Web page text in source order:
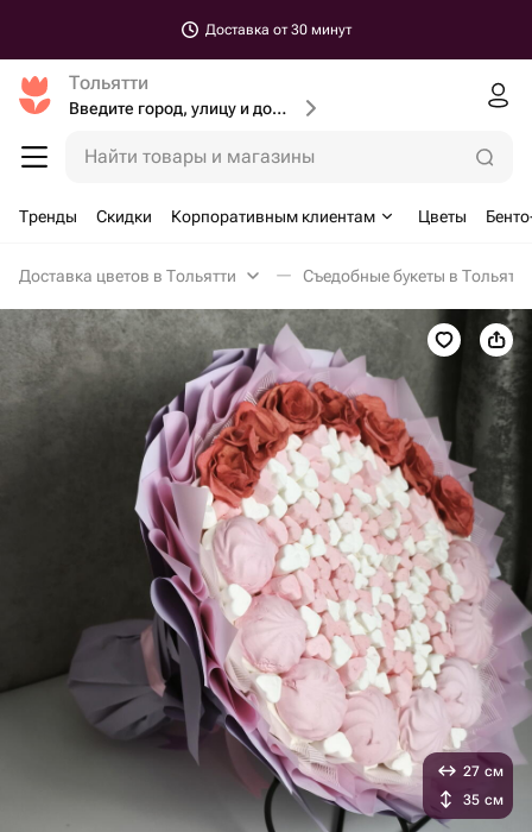
Доставка от 30 минут
Тольятти
Введите город, улицу и дом доставки
Найти товары и магазины
Тренды Скидки Корпоративным клиентам Цветы
Доставка цветов в Тольятти Съедобные букеты в Тольятти
27 см
35 см